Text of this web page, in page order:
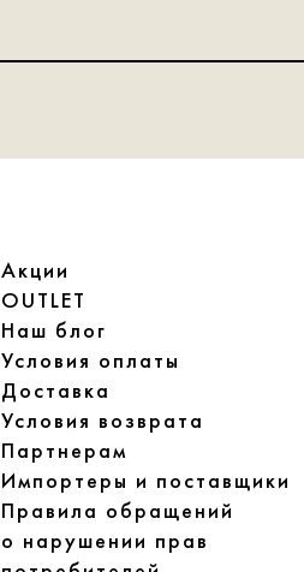
Акции
OUTLET
Наш блог
Условия оплаты
Доставка
Условия возврата
Партнерам
Импортеры и поставщики
Правила обращений
о нарушении прав